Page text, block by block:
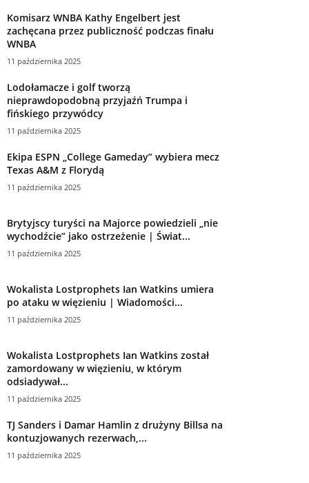
Komisarz WNBA Kathy Engelbert jest
zachęcana przez publiczność podczas finału
WNBA
11 października 2025
Lodołamacze i golf tworzą
nieprawdopodobną przyjaźń Trumpa i
fińskiego przywódcy
11 października 2025
Ekipa ESPN „College Gameday” wybiera mecz
Texas A&M z Florydą
11 października 2025
Brytyjscy turyści na Majorce powiedzieli „nie
wychodźcie” jako ostrzeżenie | Świat...
11 października 2025
Wokalista Lostprophets Ian Watkins umiera
po ataku w więzieniu | Wiadomości...
11 października 2025
Wokalista Lostprophets Ian Watkins został
zamordowany w więzieniu, w którym
odsiadywał...
11 października 2025
TJ Sanders i Damar Hamlin z drużyny Billsa na
kontuzjowanych rezerwach,...
11 października 2025